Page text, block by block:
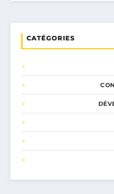
CATÉGORIES